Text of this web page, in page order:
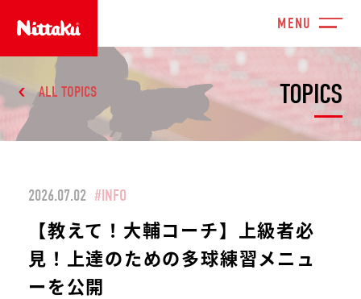
TOPICS
ALL TOPICS
2026.07.02 #INFO
【教えて！大輔コーチ】上級者必
見！上達のための多球練習メニュ
ーを公開